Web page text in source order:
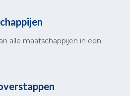
alle maatschappijen in een